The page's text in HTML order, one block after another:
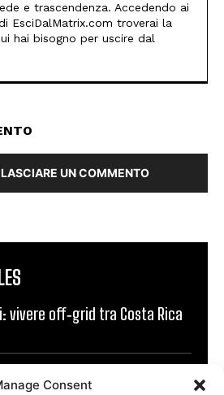
Consent
e trascendenza. Accedendo ai
EsciDalMatrix.com troverai la
hai bisogno per uscire dal
UN COMMENTO
vivere off‑grid tra Costa Rica